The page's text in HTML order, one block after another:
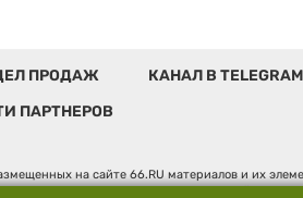
ПРОДАЖ КАНАЛ В TELEGRAM
ПАРТНЕРОВ
на сайте 66.RU материалов и их
связи, информационных технологий и